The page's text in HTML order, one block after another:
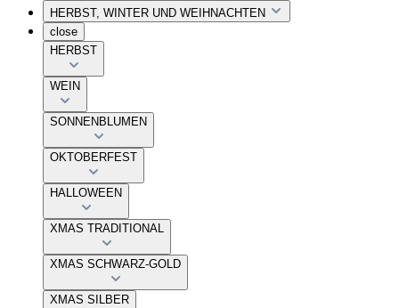
HERBST, WINTER UND WEIHNACHTEN
close
HERBST
WEIN
SONNENBLUMEN
OKTOBERFEST
HALLOWEEN
XMAS TRADITIONAL
XMAS SCHWARZ-GOLD
XMAS SILBER